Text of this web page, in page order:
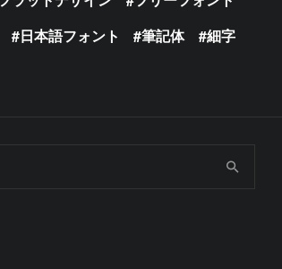
日本語フォント 筆記体
細字